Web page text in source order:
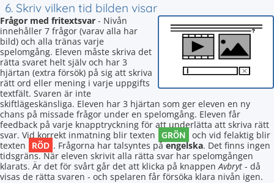
6. Skriv vilken tid bilden visar
Frågor med fritextsvar - Nivån
innehåller 7 frågor (varav alla har
bild) och alla tränas varje
spelomgång. Eleven måste skriva det
rätta svaret helt själv och har 3
hjärtan (extra försök) på sig att skriva
rätt ord eller mening i varje uppgifts
textfält. Svaren är inte
skiftlägeskänsliga. Eleven har 3 hjärtan som ger eleven en ny
chans på missade frågor under en spelomgång. Eleven får
feedback på varje knapptryckning för att underlätta att skriva rätt
svar. Vid korrekt inmatning blir texten GRÖN och vid felaktig blir
texten
RÖD . Frågorna har talsyntes påengelska. Det finns ingen
tidsgräns. När eleven skrivit alla rätta svar har spelomgången
klarats. Är det för svårt går det att klicka på knappenAvbryt - då
visas de rätta svaren - och spelaren får försöka klara nivån igen.